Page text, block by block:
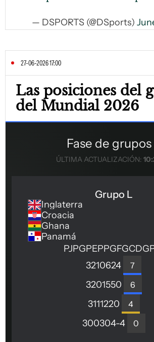
— DSPORTS (@DSports)
27-06-2026 17:00
Las posiciones del
del Mundial 2026